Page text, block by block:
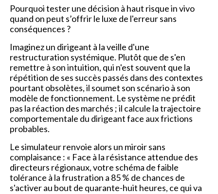
Pourquoi tester une décision à haut risque in vivo
quand on peut s’offrir le luxe de l'erreur sans
conséquences ?
Imaginez un dirigeant à la veille d'une
restructuration systémique. Plutôt que de s'en
remettre à son intuition, qui n'est souvent que la
répétition de ses succès passés dans des contextes
pourtant obsolètes, il soumet son scénario à son
modèle de fonctionnement. Le système ne prédit
pas la réaction des marchés ; il calcule la trajectoire
comportementale du dirigeant face aux frictions
probables.
Le simulateur renvoie alors un miroir sans
complaisance : « Face à la résistance attendue des
directeurs régionaux, votre schéma de faible
tolérance à la frustration a 85 % de chances de
s'activer au bout de quarante-huit heures, ce qui va